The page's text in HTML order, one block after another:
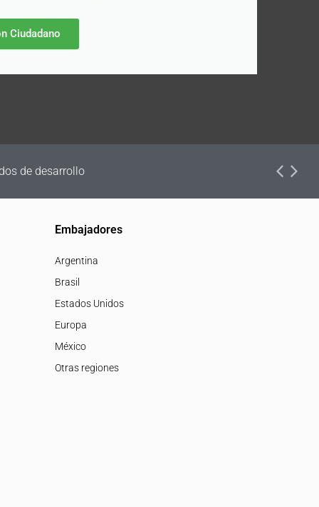
Ciudadano
de desarrollo
Embajadores
Argentina
Brasil
Estados Unidos
Europa
México
Otras regiones